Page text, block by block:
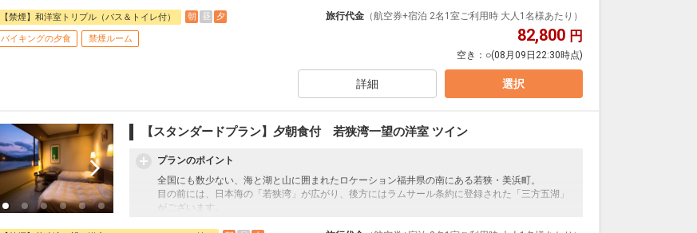
美しいリアス式海岸、風光明媚な三方五湖、とりどりの景勝を見せる山々。
夕食は4月から10月の夏季は「七彩」、11月から3月の冬季は「カニ紀行」をご用意。
※7月17日から8月23日のご夕食はバイキングとなります。
【禁煙】和洋室トリプル（バス＆トイレ付） 朝 昼 夕
バイキングの夕食 禁煙ルーム
旅行代金 （航空券+宿泊 2名1室ご利用時 大人1名様あたり）
82,800 円
空き： ○(08月09日22:30時点)
詳細 選択
【スタンダードプラン】夕朝食付 若狭湾一望の洋室 ツイン
プランのポイント
全国にも数少ない、海と湖と山に囲まれたロケーション福井県の南にある若狭・美浜町。
目の前には、日本海の「若狭湾」が広がり、後方にはラムサール条約に登録された「三方五湖」
がございます。